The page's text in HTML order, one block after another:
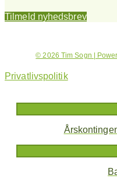
Tilmeld nyhedsbrev
© 2026 Tim Sogn |
Privatlivspolitik